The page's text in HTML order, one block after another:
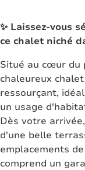
✨ Laissez-vous
ce chalet niché
Situé au cœur du
chaleureux
ressourçant,
un usage
Dès votre
d'une belle
emplacements
comprend un